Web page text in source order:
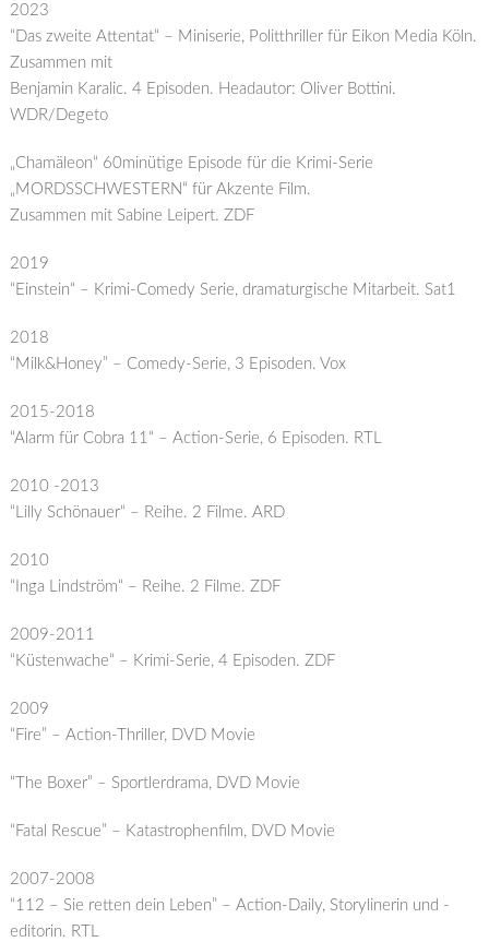
2023
“Das zweite Attentat“ – Miniserie, Politthriller für Eikon Media Köln.
Zusammen mit
Benjamin Karalic. 4 Episoden. Headautor: Oliver Bottini.
WDR/Degeto
„Chamäleon“ 60minütige Episode für die Krimi-Serie
„MORDSSCHWESTERN“ für Akzente Film.
Zusammen mit Sabine Leipert. ZDF
2019
“Einstein“ – Krimi-Comedy Serie, dramaturgische Mitarbeit. Sat1
2018
“Milk&Honey” – Comedy-Serie, 3 Episoden. Vox
2015-2018
“Alarm für Cobra 11“ – Action-Serie, 6 Episoden. RTL
2010 -2013
“Lilly Schönauer“ – Reihe. 2 Filme. ARD
2010
“Inga Lindström“ – Reihe. 2 Filme. ZDF
2009-2011
“Küstenwache“ – Krimi-Serie, 4 Episoden. ZDF
2009
“Fire” – Action-Thriller, DVD Movie
“The Boxer” – Sportlerdrama, DVD Movie
“Fatal Rescue” – Katastrophenfilm, DVD Movie
2007-2008
“112 – Sie retten dein Leben” – Action-Daily, Storylinerin und -
editorin. RTL